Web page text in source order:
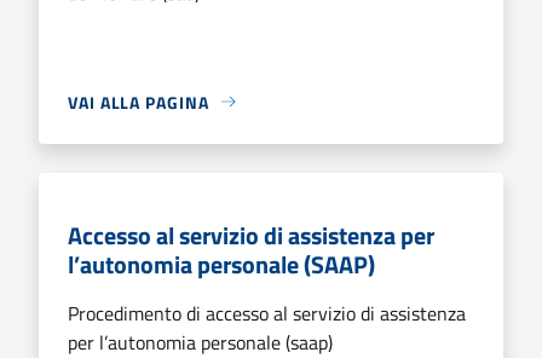
VAI ALLA PAGINA
Accesso al servizio di assistenza per
l’autonomia personale (SAAP)
Procedimento di accesso al servizio di assistenza
per l’autonomia personale (saap)